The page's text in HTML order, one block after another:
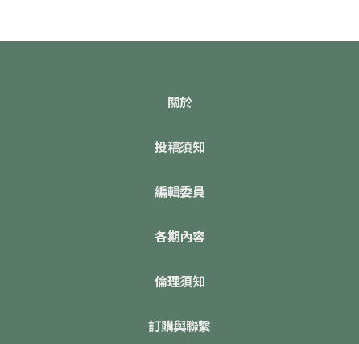
關於
投稿須知
編輯委員
各期內容
倫理須知
訂購與聯繫